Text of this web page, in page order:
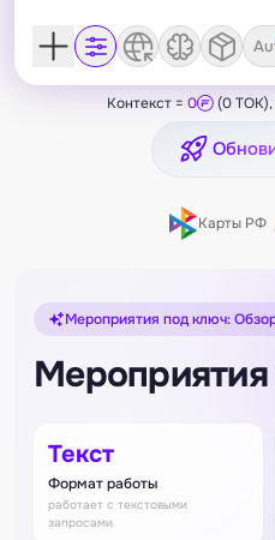
Контекст = 0 (0
Карты РФ
Мероприятия под ключ:
Текст
Формат работы
работает с текстовыми
запросами